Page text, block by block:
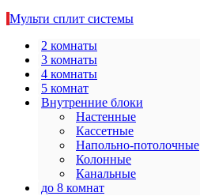
Мульти сплит системы
2 комнаты
3 комнаты
4 комнаты
5 комнат
Внутренние блоки
Настенные
Кассетные
Напольно-потолочные
Колонные
Канальные
до 8 комнат